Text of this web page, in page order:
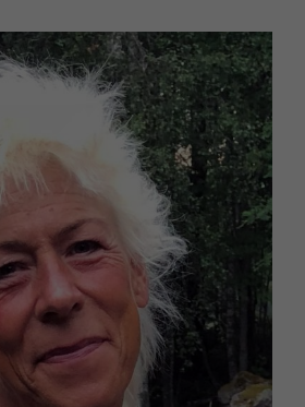
innehåll och
erbjudanden.